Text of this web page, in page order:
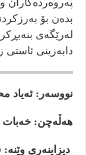
بدەن بۆ
لەرێگەی
دابەزینی ئاستی
نووسه‌ر: ئەیاد
هه‌ڵه‌چن:
ديزاينەرى وێنە: